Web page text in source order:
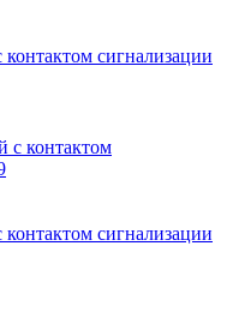
сигнализации
сигнализации